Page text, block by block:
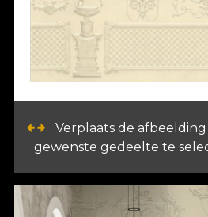
Verplaats de
gewenste gedeelte te